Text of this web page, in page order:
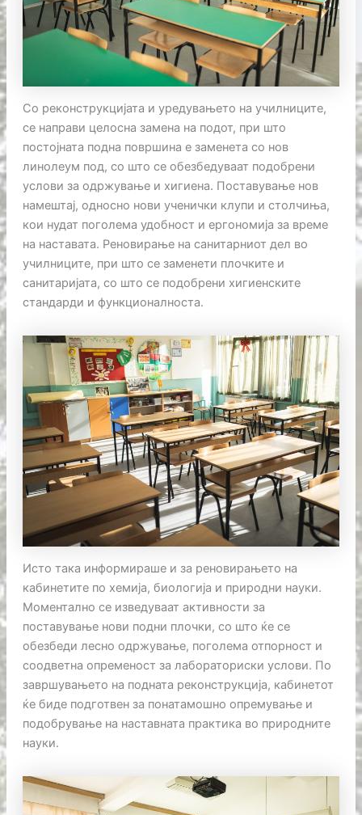
Со реконструкцијата и уредувањето на училниците,
се направи целосна замена на подот, при што
постојната подна површина е заменета со нов
линолеум под, со што се обезбедуваат подобрени
услови за одржување и хигиена. Поставување нов
намештај, односно нови ученички клупи и столчиња,
кои нудат поголема удобност и ергономија за време
на наставата. Реновирање на санитарниот дел во
училниците, при што се заменети плочките и
санитаријата, со што се подобрени хигиенските
стандарди и функционалноста.
Исто така информираше и за реновирањето на
кабинетите по хемија, биологија и природни науки.
Моментално се изведуваат активности за
поставување нови подни плочки, со што ќе се
обезбеди лесно одржување, поголема отпорност и
соодветна опременост за лабораториски услови. По
завршувањето на подната реконструкција, кабинетот
ќе биде подготвен за понатамошно опремување и
подобрување на наставната практика во природните
науки.